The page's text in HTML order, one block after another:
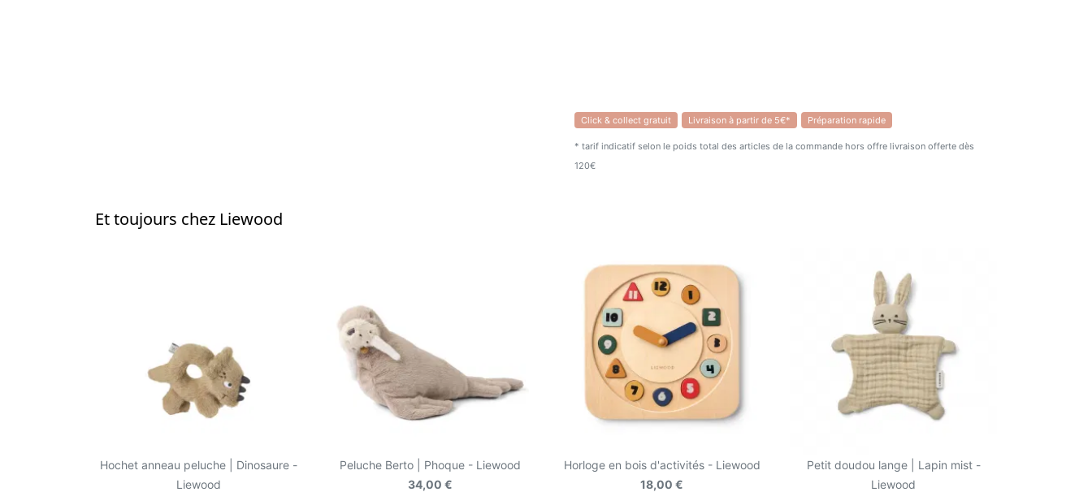
Click & collect gratuit Livraison à partir de 5€* Préparation rapide
* tarif indicatif selon le poids total des articles de la commande hors offre livraison offerte dès
120€
Et toujours chez Liewood
Hochet anneau peluche | Dinosaure -
Liewood
Peluche Berto | Phoque - Liewood
34,00 €
Horloge en bois d'activités - Liewood
18,00 €
Petit doudou lange | Lapin mist -
Liewood